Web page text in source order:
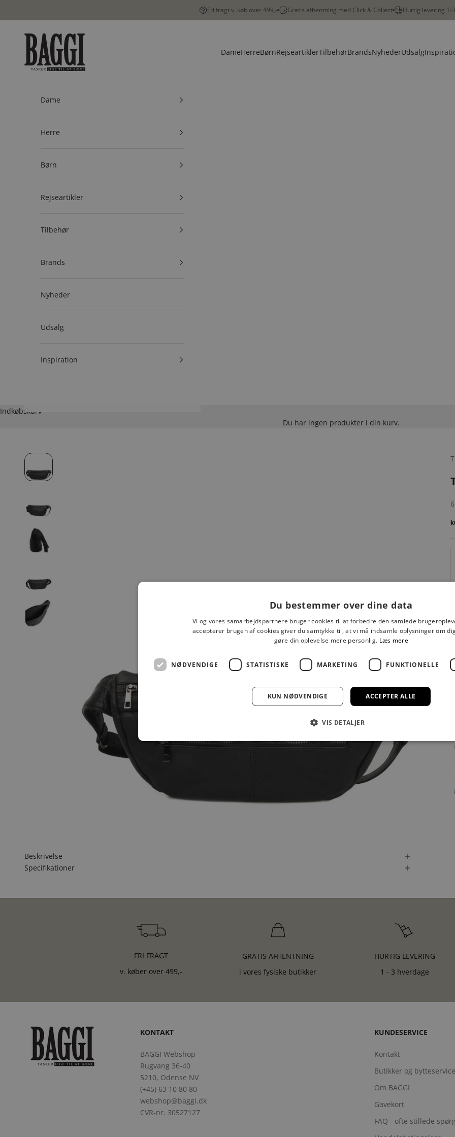
Fri fragt v. køb over 499,- Gratis afhentning med Click & Collect Hurtig levering 1-
BAGGI
DameHerreBørnRejseartiklerTilbehørBrandsNyhederUdsalg
Dame
Herre
Børn
Rejseartikler
Tilbehør
Brands
Nyheder
Udsalg
Inspiration
Indkøbskurv
Du har ingen produkter i din kurv.
Beskrivelse
Specifikationer
FRI FRAGT
v. køber over 499,-
GRATIS AFHENTNING
i vores fysiske butikker
HURTIG LEVERING
1 - 3 hverdage
KONTAKT
BAGGI Webshop
Rugvang 36-40
5210, Odense NV
(+45) 63 10 80 80
webshop@baggi.dk
CVR-nr. 30527127
KUNDESERVICE
Kontakt
Butikker og bytteservice
Om BAGGI
Gavekort
FAQ - ofte stillede
Du bestemmer over dine data
Vi og vores samarbejdspartnere bruger cookies til at forbedre den samlede
accepterer brugen af cookies giver du samtykke til, at vi må indsamle oplysninger om
gøre din oplevelse mere personlig. Læs mere
NØDVENDIGE STATISTISKE MARKETING FUNKTIONELLE
ACCEPTER ALLE
KUN NØDVENDIGE
VIS DETALJER